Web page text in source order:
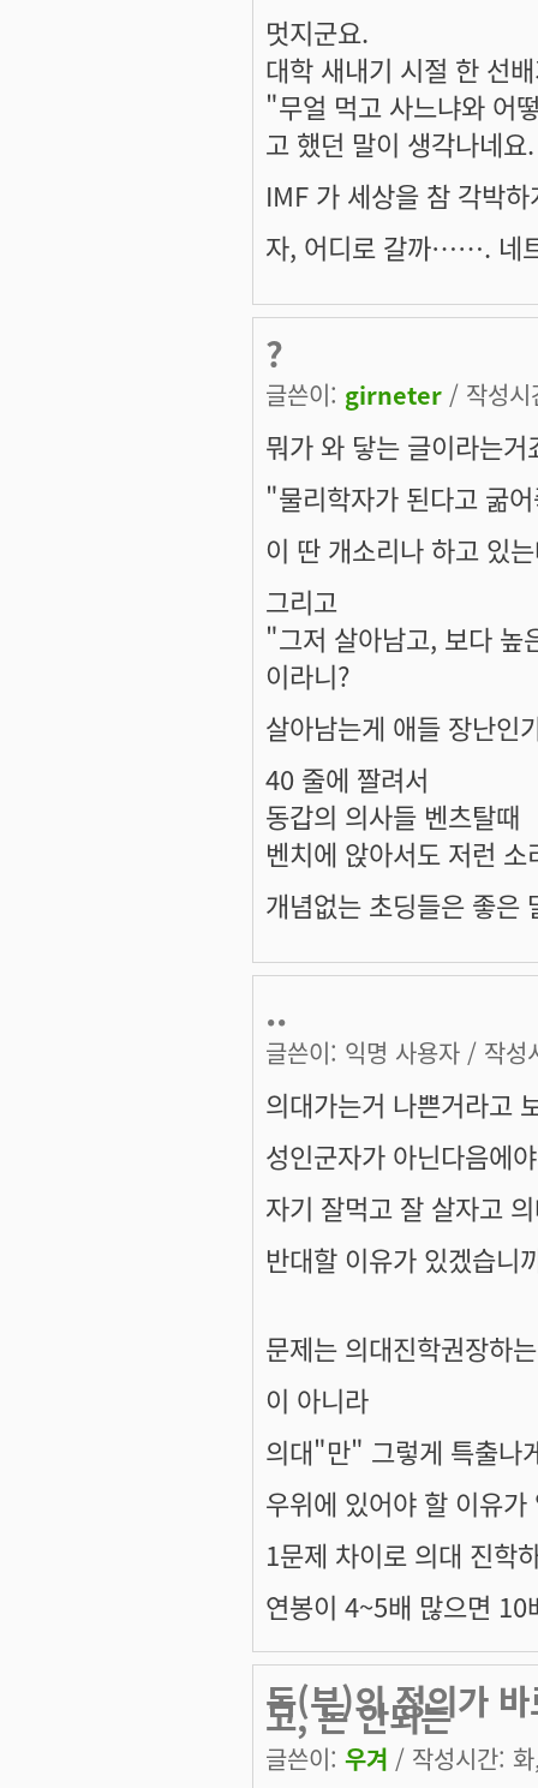
멋지군요.
대학 새내기 시절 한 선
"무얼 먹고 사느냐와 어
고 했던 말이 생각나네요.
IMF 가 세상을 참 각박
자, 어디로 갈까…….
?
글쓴이: girneter / 작성
뭐가 와 닿는 글이라는거
"물리학자가 된다고 굶
이 딴 개소리나 하고 있
그리고
"그저 살아남고, 보다 높
이라니?
살아남는게 애들 장난인
40 줄에 짤려서
동갑의 의사들 벤츠탈때
벤치에 앉아서도 저런
개념없는 초딩들은 좋은
..
글쓴이: 익명 사용자 / 작성
의대가는거 나쁜거라고
성인군자가 아닌다음에야
자기 잘먹고 잘 살자고
반대할 이유가 있겠습니
문제는 의대진학권장하
이 아니라
의대"만" 그렇게 특출나
우위에 있어야 할 이유가
1문제 차이로 의대 진학
연봉이 4~5배 많으면
돈(부)의 정의가
고, 돈 안되는
글쓴이: 우겨 / 작성시간: